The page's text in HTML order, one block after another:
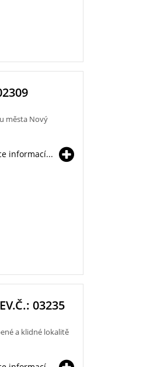
města Nový
informací...
03235
a klidné lokalitě